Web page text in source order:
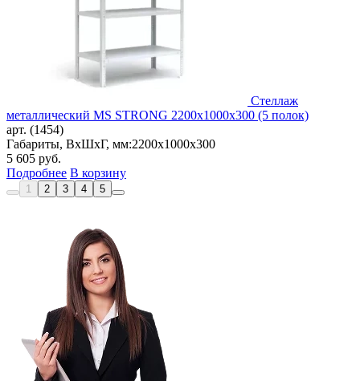
Стеллаж
металлический MS STRONG 2200x1000x300 (5 полок)
арт. (1454)
Габариты, ВxШxГ, мм:2200x1000x300
5 605 руб.
Подробнее В корзину
1 2 3 4 5